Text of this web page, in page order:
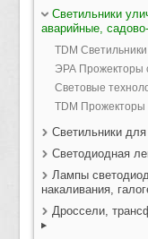
Светильники
аварийные,
TDM
ЭРА Прожекторы
Световые
TDM Прожекторы
Светильники
Светодиодная
Лампы
накаливания,
Дроссели,